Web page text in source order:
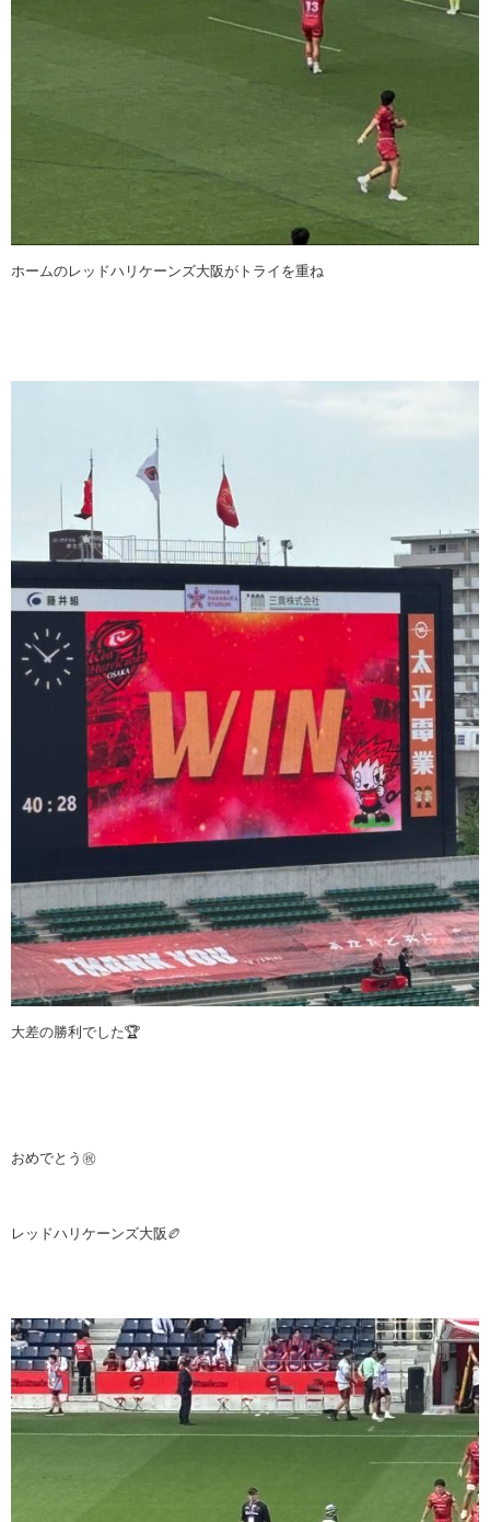
ホームのレッドハリケーンズ大阪がトライを重ね
大差の勝利でした🏆
おめでとう㊗️
レッドハリケーンズ大阪🏉